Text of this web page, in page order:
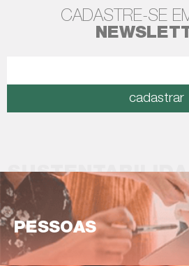
CADASTRE-SE
cadastrar
PESSOAS